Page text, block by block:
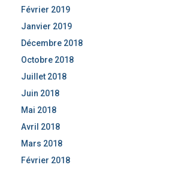
Février 2019
Janvier 2019
Décembre 2018
Octobre 2018
Juillet 2018
Juin 2018
Mai 2018
Avril 2018
Mars 2018
Février 2018